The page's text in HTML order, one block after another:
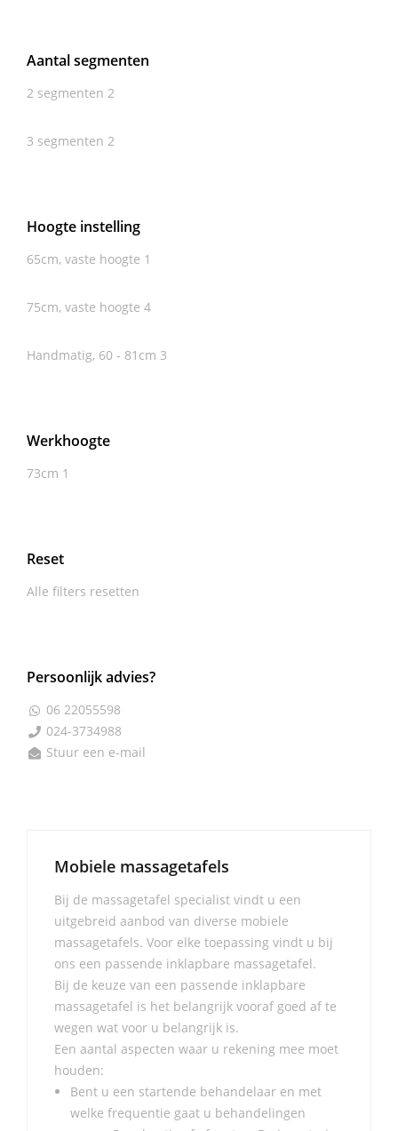
Aantal segmenten
2 segmenten 2
3 segmenten 2
Hoogte instelling
65cm, vaste hoogte 1
75cm, vaste hoogte 4
Handmatig, 60 - 81cm 3
Werkhoogte
73cm 1
Reset
Alle filters resetten
Persoonlijk advies?
 06 22055598
 024-3734988
 Stuur een e-mail
Mobiele massagetafels
Bij de massagetafel specialist vindt u een
uitgebreid aanbod van diverse mobiele
massagetafels. Voor elke toepassing vindt u bij
ons een passende inklapbare massagetafel.
Bij de keuze van een passende inklapbare
massagetafel is het belangrijk vooraf goed af te
wegen wat voor u belangrijk is.
Een aantal aspecten waar u rekening mee moet
houden:
Bent u een startende behandelaar en met
welke frequentie gaat u behandelingen